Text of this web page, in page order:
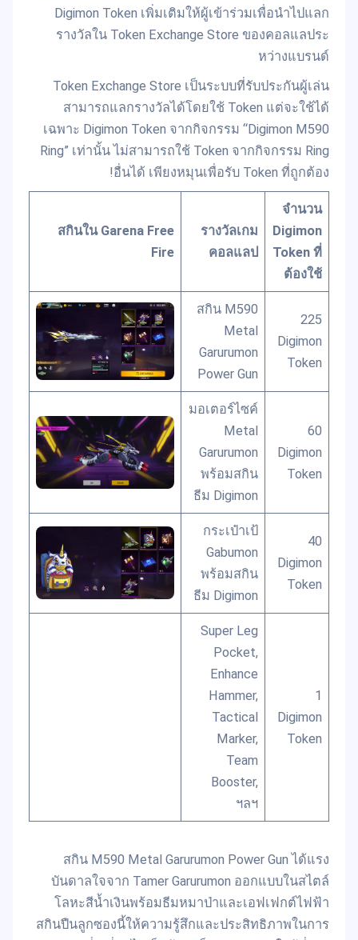
Digimon Token เพิ่มเติมให้ผู้เข้าร่วมเพื่อนำไปแลก
รางวัลใน Token Exchange Store ของคอลแลประ
หว่างแบรนด์
Token Exchange Store เป็นระบบที่รับประกันผู้เล่น
สามารถแลกรางวัลได้โดยใช้ Token แต่จะใช้ได้
เฉพาะ Digimon Token จากกิจกรรม “Digimon M590
Ring” เท่านั้น ไม่สามารถใช้ Token จากกิจกรรม Ring
อื่นได้ เพียงหมุนเพื่อรับ Token ที่ถูกต้อง!
จำนวน
Digimon
Token ที่
ต้องใช้
รางวัลเกม
คอลแลป
สกินใน Garena Free
Fire
225
Digimon
Token
สกิน M590
Metal
Garurumon
Power Gun
60
Digimon
Token
มอเตอร์ไซค์
Metal
Garurumon
พร้อมสกิน
ธีม Digimon
40
Digimon
Token
กระเป๋าเป้
Gabumon
พร้อมสกิน
ธีม Digimon
1
Digimon
Token
Super Leg
Pocket,
Enhance
Hammer,
Tactical
Marker,
Team
Booster,
ฯลฯ
สกิน M590 Metal Garurumon Power Gun ได้แรง
บันดาลใจจาก Tamer Garurumon ออกแบบในสไตล์
โลหะสีน้ำเงินพร้อมธีมหมาป่าและเอฟเฟกต์ไฟฟ้า
สกินปืนลูกซองนี้ให้ความรู้สึกและประสิทธิภาพในการ